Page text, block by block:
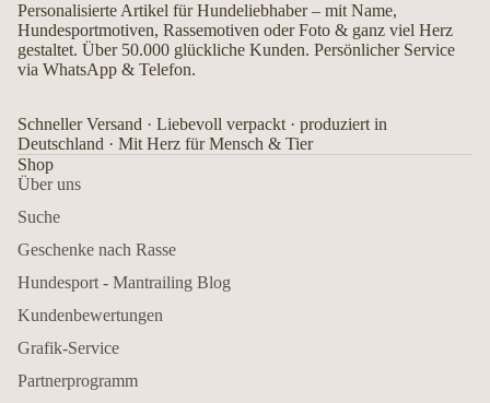
Personalisierte Artikel für Hundeliebhaber – mit Name,
Hundesportmotiven, Rassemotiven oder Foto & ganz viel Herz
gestaltet. Über 50.000 glückliche Kunden. Persönlicher Service
via WhatsApp & Telefon.
Schneller Versand · Liebevoll verpackt · produziert in
Deutschland · Mit Herz für Mensch & Tier
Shop
Über uns
Suche
Geschenke nach Rasse
Hundesport - Mantrailing Blog
Kundenbewertungen
Grafik-Service
Partnerprogramm